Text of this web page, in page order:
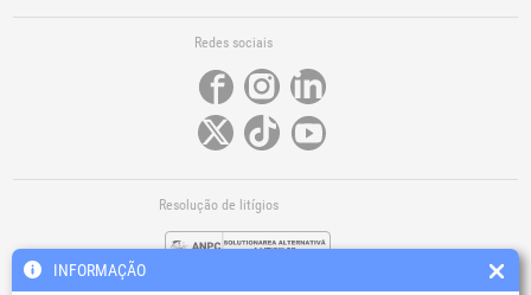
Redes sociais
Resolução de litígios
INFORMAÇÃO